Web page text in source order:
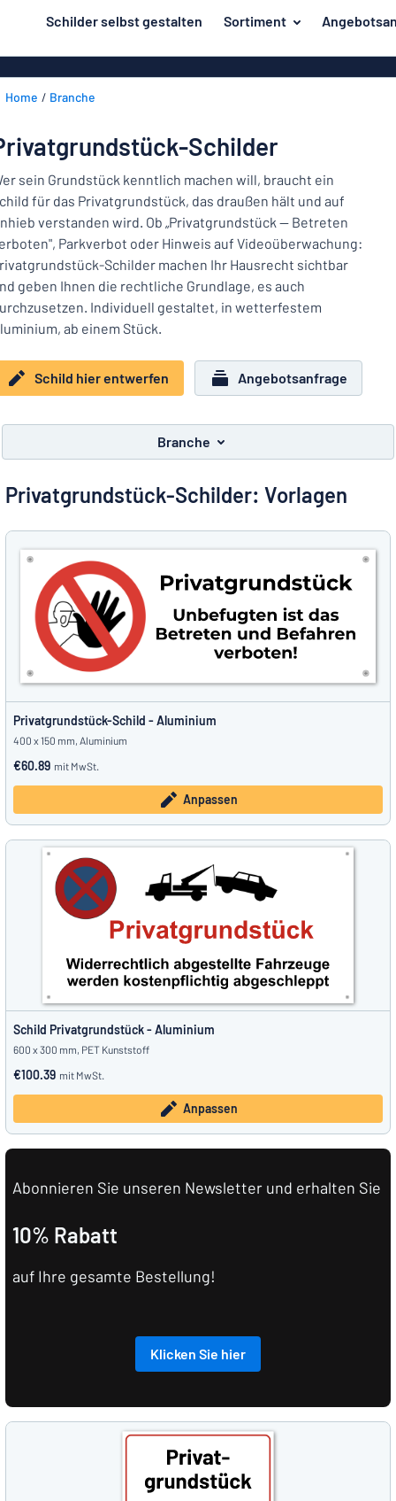
springen
Schilder selbst gestalten Sortiment
Herstellung
Haus und Heim
Kennzeichnung
Namensschilder
Aufkleber
Verkehr und Fahrzeuge
Industrie und Fertigung
Alle Kategorien anzeigen
Holzschilder
Das Gesuchte nicht gefunden? Schild hier entwerfen
Unsere
Bestseller
Material
Herstellung
Haus
und
Heim
Kennzeichnung
Namensschilder
Alle Kategorien anzeigen
Angebotsanfrage
Einloggen
Kundenservice
/ Firma
zum
entwerfen
Home Branche
Schilder
sein Grundstück kenntlich machen will, braucht ein
für das Privatgrundstück, das draußen hält und auf
verstanden wird. Ob „Privatgrundstück — Betreten
Parkverbot oder Hinweis auf Videoüberwachung:
Schilder machen Ihr Hausrecht sichtbar
geben Ihnen die rechtliche Grundlage, es auch
Individuell gestaltet, in wetterfestem
ab einem Stück.
Schild hier entwerfen Angebotsanfrage
Branche
Privatgrundstück-Schilder: Vorlagen
Privatgrundstück-Schild - Aluminium
400 x 150 mm, Aluminium
€60.89 mit MwSt.
Anpassen
Schild Privatgrundstück - Aluminium
600 x 300 mm, PET Kunststoff
€100.39 mit MwSt.
Anpassen
Abonnieren Sie unseren Newsletter und erhalten Sie
10% Rabatt
auf Ihre gesamte Bestellung!
Klicken Sie hier